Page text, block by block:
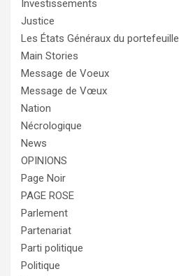
Investissements
Justice
Les États Généraux du portefeuille
Main Stories
Message de Voeux
Message de Vœux
Nation
Nécrologique
News
OPINIONS
Page Noir
PAGE ROSE
Parlement
Partenariat
Parti politique
Politique